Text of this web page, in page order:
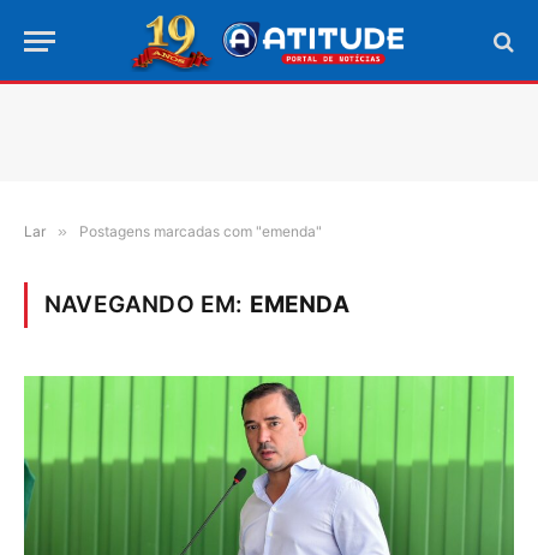
Lar » Postagens marcadas com "emenda"
NAVEGANDO EM: EMENDA